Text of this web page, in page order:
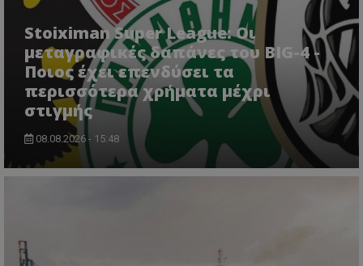
Stoiximan Super League: Οι
μεταγραφικές δαπάνες του BIG-4 -
Ποιος έχει επενδύσει τα
περισσότερα χρήματα μέχρι
στιγμής
08.08.2026 - 15:48